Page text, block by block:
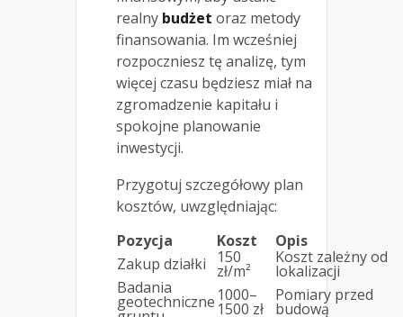
realny budżet oraz metody
finansowania. Im wcześniej
rozpoczniesz tę analizę, tym
więcej czasu będziesz miał na
zgromadzenie kapitału i
spokojne planowanie
inwestycji.
Przygotuj szczegółowy plan
kosztów, uwzględniając:
Pozycja
Koszt
Opis
Zakup działki
150
zł/m²
Koszt zależny od
lokalizacji
Badania
geotechniczne 1000–
1500 zł
Pomiary przed
budową